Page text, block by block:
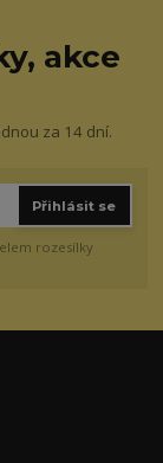
akce
za 14 dní.
Přihlásit se
rozesílky